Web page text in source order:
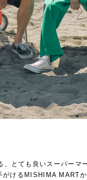
とても良いスーパーマ
がけるMISHIMA MARTか